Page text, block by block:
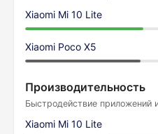
Xiaomi Mi 10 Lite
Xiaomi Poco X5
Производительность
Быстродействие приложений
Xiaomi Mi 10 Lite